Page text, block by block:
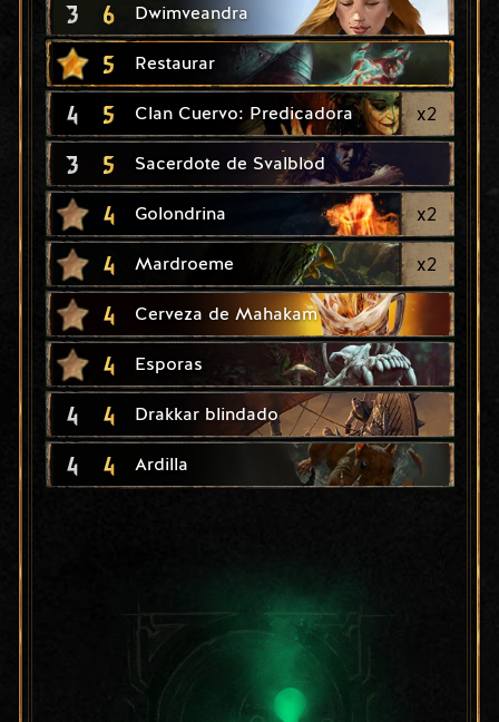
3 6 Dwimveandra
5 Restaurar
4 5 Clan Cuervo: Predicadora x2
3 5 Sacerdote de Svalblod
4 Golondrina x2
4 Mardroeme x2
4 Cerveza de Mahakam
4 Esporas
4 4 Drakkar blindado
4 4 Ardilla